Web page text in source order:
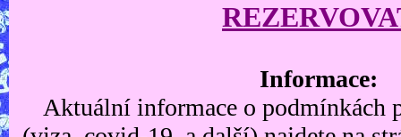
Informace:
Aktuální informace o podmínkách